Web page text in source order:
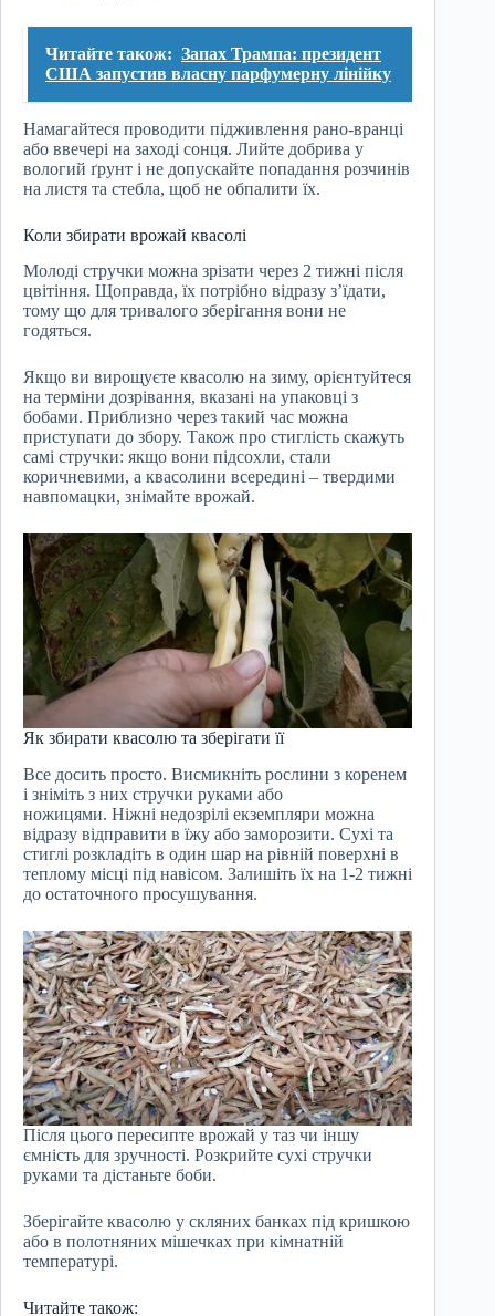
Читайте також: Запах Трампа: президент
США запустив власну парфумерну лінійку
Намагайтеся проводити підживлення рано-вранці
або ввечері на заході сонця. Лийте добрива у
вологий ґрунт і не допускайте попадання розчинів
на листя та стебла, щоб не обпалити їх.
Коли збирати врожай квасолі
Молоді стручки можна зрізати через 2 тижні після
цвітіння. Щоправда, їх потрібно відразу з’їдати,
тому що для тривалого зберігання вони не
годяться.
Якщо ви вирощуєте квасолю на зиму, орієнтуйтеся
на терміни дозрівання, вказані на упаковці з
бобами. Приблизно через такий час можна
приступати до збору. Також про стиглість скажуть
самі стручки: якщо вони підсохли, стали
коричневими, а квасолини всередині – твердими
навпомацки, знімайте врожай.
Як збирати квасолю та зберігати її
Все досить просто. Висмикніть рослини з коренем
і зніміть з них стручки руками або
ножицями. Ніжні недозрілі екземпляри можна
відразу відправити в їжу або заморозити. Сухі та
стиглі розкладіть в один шар на рівній поверхні в
теплому місці під навісом. Залишіть їх на 1-2 тижні
до остаточного просушування.
Після цього пересипте врожай у таз чи іншу
ємність для зручності. Розкрийте сухі стручки
руками та дістаньте боби.
Зберігайте квасолю у скляних банках під кришкою
або в полотняних мішечках при кімнатній
температурі.
Читайте також: